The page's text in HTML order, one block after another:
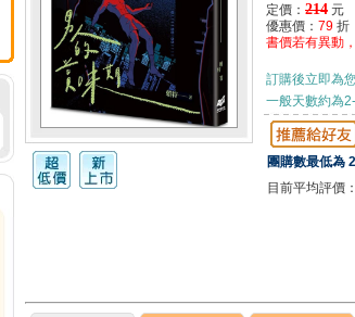
定價： 214 元
優惠價： 79 折
書價若有異動
訂購後立即為
一般天數約為
團購數最低為
目前平均評價：